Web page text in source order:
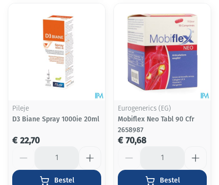
Pileje
D3 Biane Spray 1000ie 20ml
€ 22,70
Bestel
Eurogenerics (EG)
Mobiflex Neo Tabl 90 Cfr
2658987
€ 70,68
Bestel